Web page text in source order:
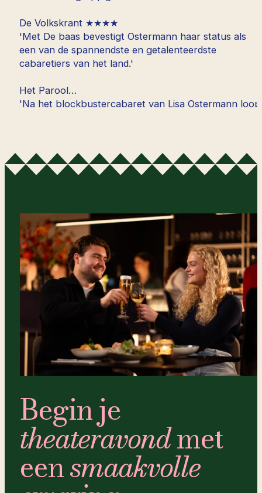
De Volkskrant ★★★★
'Met De baas bevestigt Ostermann haar status als
een van de spannendste en getalenteerdste
cabaretiers van het land.'
Het Parool
'Na het blockbustercabaret van Lisa Ostermann loop
'Met andere woorden: je wil direct haar volgende
voorstelling zien.'
'Lisa Ostermann heeft een nogal onweerstaanbaar
soort energie.'
Theaterkrant
'Opnieuw vindt Lisa Ostermann het perfecte snijvlak
tussen humor en ontroering.'
Begin je
theateravondmet
eensmaakvolle